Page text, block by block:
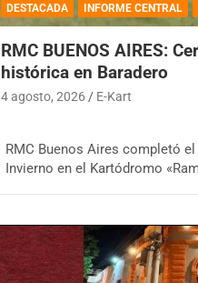
DESTACADA INFORME CENTRAL
RMC BUENOS AIRES:
histórica en Baradero
4 agosto, 2026 E-Kart
RMC Buenos Aires completó
Invierno en el Kartódromo